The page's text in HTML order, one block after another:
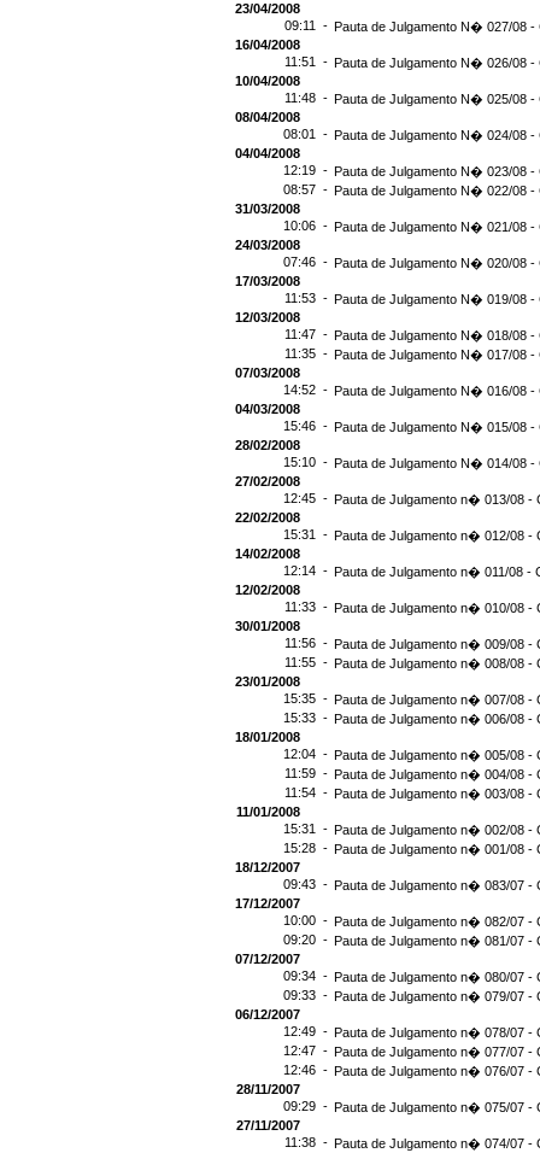
23/04/2008
09:11 - Pauta de Julgamento N� 027/08 -
16/04/2008
11:51 - Pauta de Julgamento N� 026/08 -
10/04/2008
11:48 - Pauta de Julgamento N� 025/08 -
08/04/2008
08:01 - Pauta de Julgamento N� 024/08 -
04/04/2008
12:19 - Pauta de Julgamento N� 023/08 -
08:57 - Pauta de Julgamento N� 022/08 -
31/03/2008
10:06 - Pauta de Julgamento N� 021/08 -
24/03/2008
07:46 - Pauta de Julgamento N� 020/08 -
17/03/2008
11:53 - Pauta de Julgamento N� 019/08 -
12/03/2008
11:47 - Pauta de Julgamento N� 018/08 -
11:35 - Pauta de Julgamento N� 017/08 -
07/03/2008
14:52 - Pauta de Julgamento N� 016/08 -
04/03/2008
15:46 - Pauta de Julgamento N� 015/08 -
28/02/2008
15:10 - Pauta de Julgamento N� 014/08 -
27/02/2008
12:45 - Pauta de Julgamento n� 013/08 -
22/02/2008
15:31 - Pauta de Julgamento n� 012/08 -
14/02/2008
12:14 - Pauta de Julgamento n� 011/08 -
12/02/2008
11:33 - Pauta de Julgamento n� 010/08 -
30/01/2008
11:56 - Pauta de Julgamento n� 009/08 -
11:55 - Pauta de Julgamento n� 008/08 -
23/01/2008
15:35 - Pauta de Julgamento n� 007/08 -
15:33 - Pauta de Julgamento n� 006/08 -
18/01/2008
12:04 - Pauta de Julgamento n� 005/08 -
11:59 - Pauta de Julgamento n� 004/08 -
11:54 - Pauta de Julgamento n� 003/08 -
11/01/2008
15:31 - Pauta de Julgamento n� 002/08 -
15:28 - Pauta de Julgamento n� 001/08 -
18/12/2007
09:43 - Pauta de Julgamento n� 083/07 -
17/12/2007
10:00 - Pauta de Julgamento n� 082/07 -
09:20 - Pauta de Julgamento n� 081/07 -
07/12/2007
09:34 - Pauta de Julgamento n� 080/07 -
09:33 - Pauta de Julgamento n� 079/07 -
06/12/2007
12:49 - Pauta de Julgamento n� 078/07 -
12:47 - Pauta de Julgamento n� 077/07 -
12:46 - Pauta de Julgamento n� 076/07 -
28/11/2007
09:29 - Pauta de Julgamento n� 075/07 -
27/11/2007
11:38 - Pauta de Julgamento n� 074/07 -